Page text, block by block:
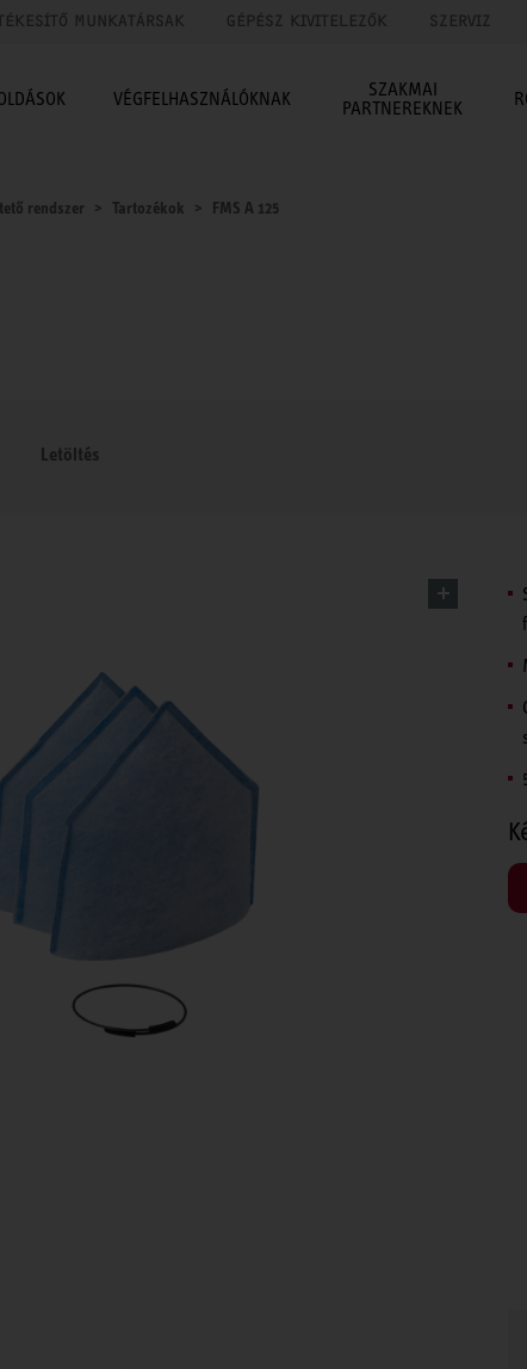
MUNKATÁRSAK GÉPÉSZ KIVITELEZŐK SZERVIZ
VÉGFELHASZNÁLÓKNAK
SZAKMAI
PARTNEREKNEK
rendszer Tartozékok FMS A 125
Letöltés